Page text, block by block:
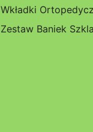
Wkładki
Zestaw Baniek